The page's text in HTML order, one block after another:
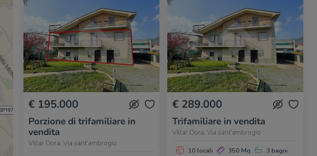
€ 195.000
Porzione di trifamiliare in
vendita
Villar Dora, Via sant'ambrogio
€ 289.000
Trifamiliare in vendita
Villar Dora, Via sant'ambrogio
10 locali 350 Mq 3 bagni